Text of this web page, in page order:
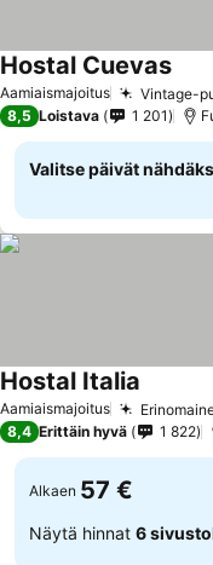
Aamiaismajoitus Vintage-
Hostal Cuevas
8,5 Loistava 1 201
Valitse päivät
Aamiaismajoitus
Hostal Italia
8,4 Erittäin hyvä 1 822
Alkaen 57 €
Näytä hinnat 6